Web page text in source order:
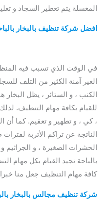
المغسلة يتم تعطير السجاد و
افضل شركة تنظيف بالبخار
في الوقت الذي تسبب فيه
الغير آمنة الكثير من التلف
الكنب ، و الستائر ، يظل البخار
للقيام بكافة مهام التنظيف.
، كي ، و تطهير و تعقيم. كما أن
الناتجة عن تراكم الأتربة
الحشرات الصغيرة ، و الجراثيم
بالباحة نجيد القيام بكل مهام
كافة مهام التنظيف جعل منا
شركة تنظيف مجالس بالبخار